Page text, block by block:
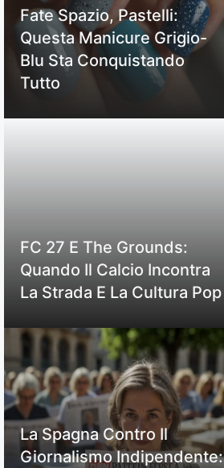
Fate Spazio, Pastelli:
Questa Manicure Grigio-
Blu Sta Conquistando
Tutto
FC 27 E The Grounds:
Quando Il Calcio Incontra
La Strada E La Cultura Pop
La Spagna Contro Il
Giornalismo Indipendente: